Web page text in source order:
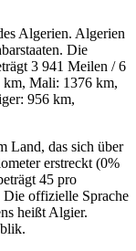
Algerien. Algerien
Die
3 941 Meilen / 6
Mali: 1376 km,
956 km,
Land, das sich über
erstreckt (0%
45 pro
Die offizielle Sprache
heißt Algier.